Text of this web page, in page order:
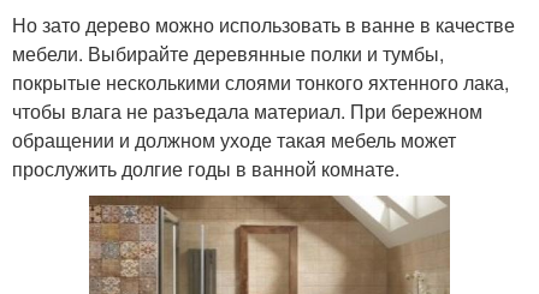
Но зато дерево можно использовать в ванне в качестве
мебели. Выбирайте деревянные полки и тумбы,
покрытые несколькими слоями тонкого яхтенного лака,
чтобы влага не разъедала материал. При бережном
обращении и должном уходе такая мебель может
прослужить долгие годы в ванной комнате.